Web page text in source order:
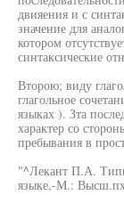
двияения и с
значение для
котором
синтаксические
Второю; виду
глагольное
языках ). Зта
характер со
пребывания в
"^Лекант П.А.
языке,-М.: